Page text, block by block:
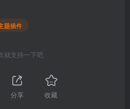
题插件
就支持一下吧
分享 收藏